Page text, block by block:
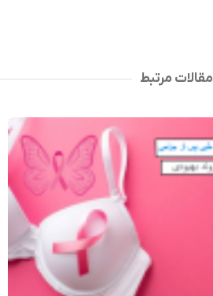
مقالات مرتبط